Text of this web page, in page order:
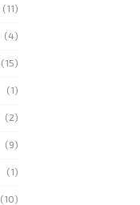
(11)
(4)
(15)
(1)
(2)
(9)
(1)
(10)